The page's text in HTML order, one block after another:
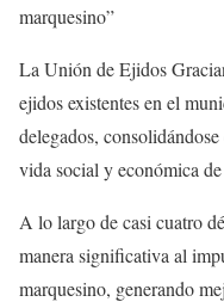
marquesino”
La Unión de Ejidos
ejidos existentes en el
delegados,
vida social y económica
A lo largo de casi cuatro
manera significativa al
marquesino, generando